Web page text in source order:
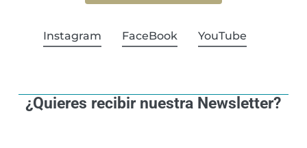
Instagram FaceBook YouTube
¿Quieres recibir nuestra Newsletter?